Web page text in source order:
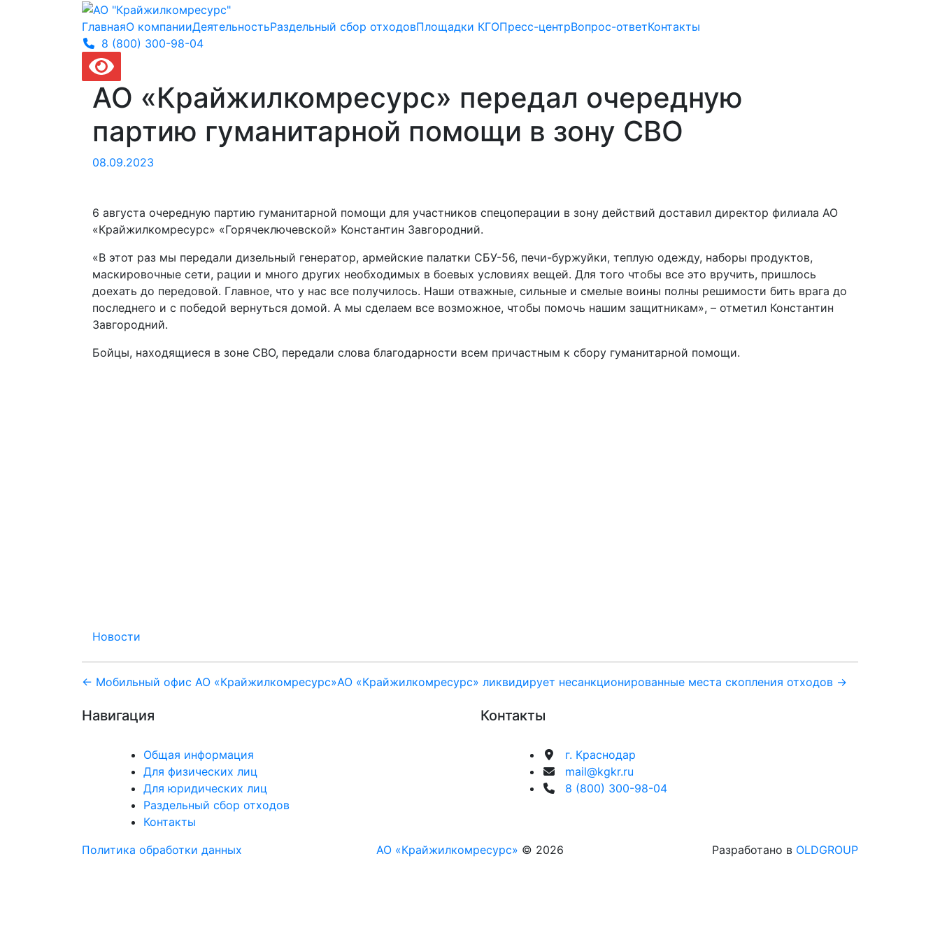
ГлавнаяО компанииДеятельностьРаздельный сбор отходовПлощадки КГОПресс-центрВопрос-ответКонтакты
8 (800) 300-98-04
АО «Крайжилкомресурс» передал очередную
партию гуманитарной помощи в зону СВО
08.09.2023
6 августа очередную партию гуманитарной помощи для участников спецоперации в зону действий доставил директор филиала АО
«Крайжилкомресурс» «Горячеключевской» Константин Завгородний.
«В этот раз мы передали дизельный генератор, армейские палатки СБУ-56, печи-буржуйки, теплую одежду, наборы продуктов,
маскировочные сети, рации и много других необходимых в боевых условиях вещей. Для того чтобы все это вручить, пришлось
доехать до передовой. Главное, что у нас все получилось. Наши отважные, сильные и смелые воины полны решимости бить врага до
последнего и с победой вернуться домой. А мы сделаем все возможное, чтобы помочь нашим защитникам», – отметил Константин
Завгородний.
Бойцы, находящиеся в зоне СВО, передали слова благодарности всем причастным к сбору гуманитарной помощи.
Новости
Навигация
по
← Мобильный офис АО «Крайжилкомресурс»АО «Крайжилкомресурс» ликвидирует несанкционированные места скопления отходов →
Навигация
Общая информация
Для физических лиц
Для юридических лиц
Раздельный сбор отходов
Контакты
Контакты
г. Краснодар
mail@kgkr.ru
8 (800) 300-98-04
Политика обработки данных АО «Крайжилкомресурс» © 2026 Разработано в OLDGROUP